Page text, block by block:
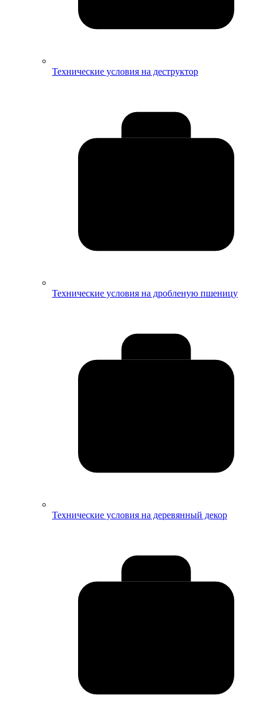
Технические условия на деструктор
Технические условия на дробленую пшеницу
Технические условия на деревянный декор